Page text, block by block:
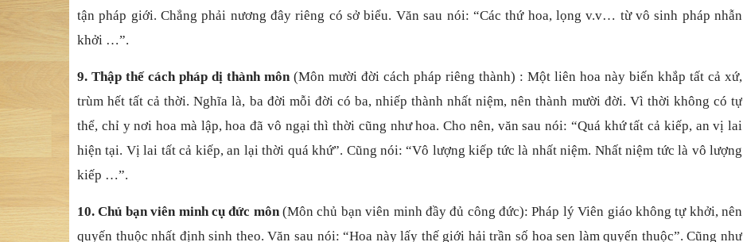
tận pháp giới. Chẳng phải nương đây riêng có sở biểu. Văn sau nói: “Các thứ hoa, lọng v.v… từ vô sinh pháp nhẫn
khởi …”.
9. Thập thế cách pháp dị thành môn (Môn mười đời cách pháp riêng thành) : Một liên hoa này biến khắp tất cả xứ,
trùm hết tất cả thời. Nghĩa là, ba đời mỗi đời có ba, nhiếp thành nhất niệm, nên thành mười đời. Vì thời không có tự
thể, chỉ y nơi hoa mà lập, hoa đã vô ngại thì thời cũng như hoa. Cho nên, văn sau nói: “Quá khứ tất cả kiếp, an vị lai
hiện tại. Vị lai tất cả kiếp, an lại thời quá khứ”. Cũng nói: “Vô lượng kiếp tức là nhất niệm. Nhất niệm tức là vô lượng
kiếp …”.
10. Chủ bạn viên minh cụ đức môn(Môn chủ bạn viên minh đầy đủ công đức): Pháp lý Viên giáo không tự khởi, nên
quyến thuộc nhất định sinh theo. Văn sau nói: “Hoa này lấy thế giới hải trần số hoa sen làm quyến thuộc”. Cũng như